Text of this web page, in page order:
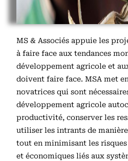
MS & Associés appuie les
à faire face aux tendances
développement agricole et
doivent faire face. MSA met
novatrices qui sont
développement agricole
productivité, conserver les
utiliser les intrants de
tout en minimisant les
et économiques liés aux